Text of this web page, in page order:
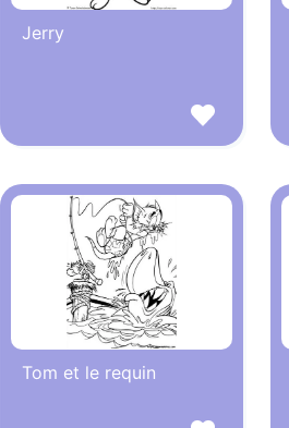
Jerry
Tom et le requin